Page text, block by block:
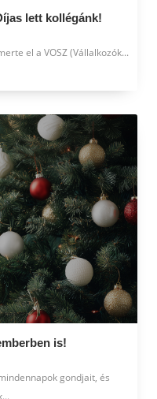
lett kollégánk!
el a VOSZ (Vállalkozók...
is!
gondjait, és